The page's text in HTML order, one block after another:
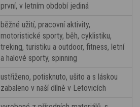
první, v letním období jediná
běžné užití, pracovní aktivity,
motoristické sporty, běh, cyklistiku,
treking, turistiku a outdoor, fitness, letní
a halové sporty, spinning
ustřiženo, potisknuto, ušito a s láskou
zabaleno v naší dílně v Letovicích